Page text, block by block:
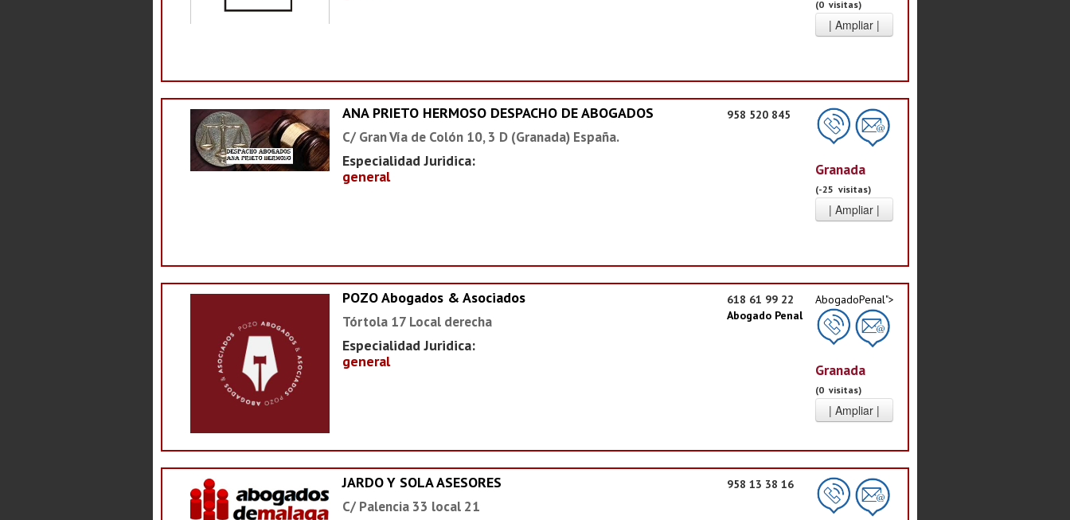
(0 visitas)
ANA PRIETO HERMOSO DESPACHO DE ABOGADOS
C/ Gran Vía de Colón 10, 3 D (Granada) España.
Especialidad Juridica:
general
958 520 845
Granada
(-25 visitas)
POZO Abogados & Asociados
Tórtola 17 Local derecha
Especialidad Juridica:
general
618 61 99 22
Abogado Penal
AbogadoPenal">
Granada
(0 visitas)
JARDO Y SOLA ASESORES
C/ Palencia 33 local 21
958 13 38 16